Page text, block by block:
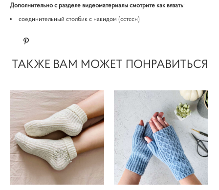
Дополнительно с разделе видеоматериалы смотрите как вязать:
соединительный столбик с накидом (сстссн)
ТАКЖЕ ВАМ МОЖЕТ ПОНРАВИТЬСЯ